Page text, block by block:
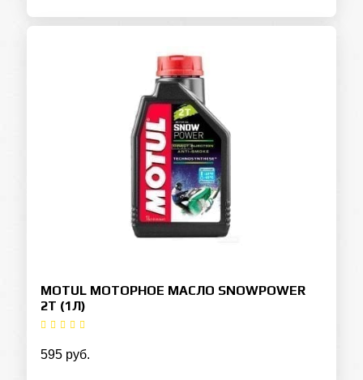
MOTUL МОТОРНОЕ МАСЛО SNOWPOWER
2T (1Л)
595 руб.